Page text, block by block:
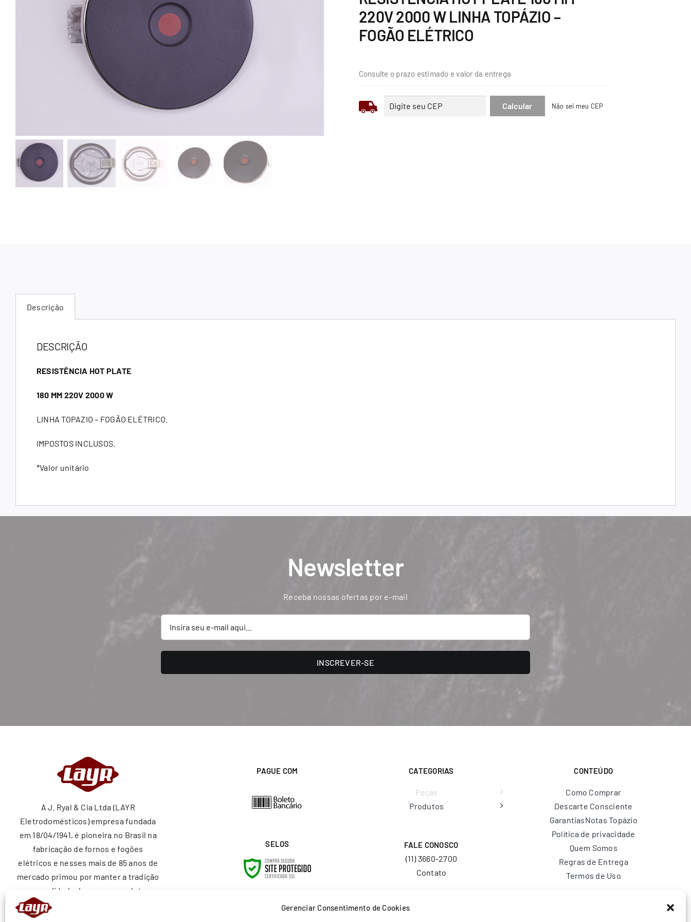
Gerenciar Consentimento de Cookies
220V 2000 W LINHA TOPÁZIO –
FOGÃO ELÉTRICO
Consulte o prazo estimado e valor da entrega
Não sei meu CEP
Descrição
DESCRIÇÃO
RESISTÊNCIA HOT PLATE
180 MM 220V 2000 W
LINHA TOPAZIO – FOGÃO ELÉTRICO.
IMPOSTOS INCLUSOS.
*Valor unitário
Newsletter
Receba nossas ofertas por e-mail
INSCREVER-SE
A J. Ryal & Cia Ltda (LAYR
Eletrodomésticos) empresa fundada
em 18/04/1941, é pioneira no Brasil na
fabricação de fornos e fogões
elétricos e nesses mais de 85 anos de
mercado primou por manter a tradição
e a qualidade de nossos produtos
ajudando a construir sonhos nos lares
PAGUE COM
SELOS
CATEGORIAS
Peças
Produtos
FALE CONOSCO
(11) 3660-2700
Contato
vendas@layr.com.br
CONTEÚDO
Como Comprar
Descarte Consciente
GarantiasNotas Topázio
Política de privacidade
Quem Somos
Regras de Entrega
Termos de Uso